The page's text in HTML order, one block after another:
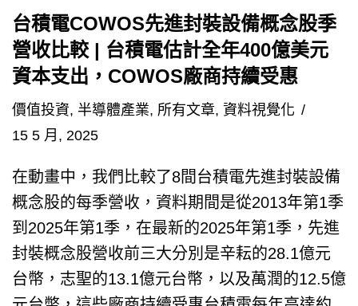
台積電COWOS先進封裝設備概念股季
營收比較 | 台積電估計全年400億美元
資本支出，COWOS廠商持續受惠
價值投資, 半導體產業, 所有文章, 資料視覺化
15 5 月, 2025
在動畫中，我們比較了8間台積電先進封裝設備
概念股的每季營收，資料期間是從2013年第1季
到2025年第1季，在最新的2025年第1季，先進
封裝概念股營收前三大分別是辛耘的28.1億元
台幣，志聖的13.1億元台幣，以及萬潤的12.5億